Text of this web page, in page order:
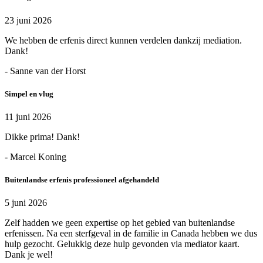
23 juni 2026
We hebben de erfenis direct kunnen verdelen dankzij mediation.
Dank!
- Sanne van der Horst
Simpel en vlug
11 juni 2026
Dikke prima! Dank!
- Marcel Koning
Buitenlandse erfenis professioneel afgehandeld
5 juni 2026
Zelf hadden we geen expertise op het gebied van buitenlandse
erfenissen. Na een sterfgeval in de familie in Canada hebben we dus
hulp gezocht. Gelukkig deze hulp gevonden via mediator kaart.
Dank je wel!